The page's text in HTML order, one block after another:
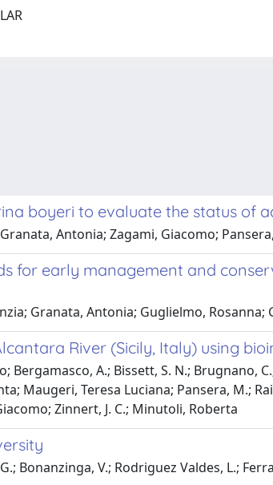
boyeri to evaluate the status of
Antonia; Zagami, Giacomo;
for early management and
Granata, Antonia; Guglielmo,
River (Sicily, Italy) using
A.; Bissett, S. N.; Brugnano,
Maugeri, Teresa Luciana; Pansera, M.;
Zinnert, J. C.; Minutoli, Roberta
Bonanzinga, V.; Rodriguez Valdes, L.;